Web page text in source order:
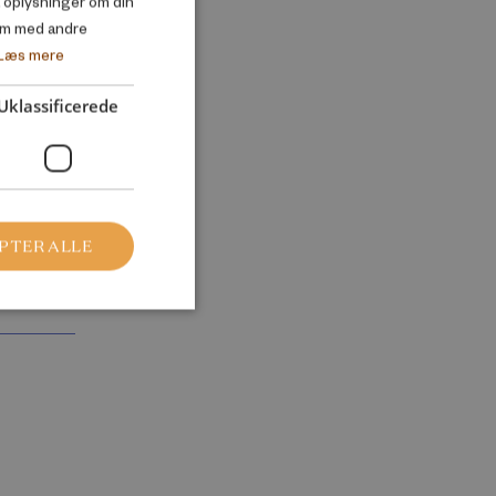
med andre
mere
ALLE